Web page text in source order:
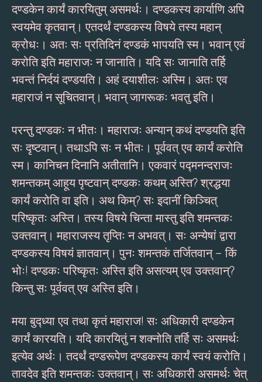
दण्डकेन कार्यं कारयितुम् असमर्थः। दण्डकस्य कार्याणि अपि
स्वयमेव कृतवान्। एतदर्थं दण्डकस्य विषये तस्य महान्
क्रोधः। अतः सः प्रतिदिनं दण्डकं भापयति स्म। भवान् एवं
करोति इति महाराजः न जानाति। यदि सः जानाति तर्हि
भवन्तं निर्दयं दण्डयति। अहं दयाशीलः अस्मि। अतः एव
महाराजं न सूचितवान्। भवान् जागरूकः भवतु इति।
परन्तु दण्डकः न भीतः। महाराजः अन्यान् कथं दण्डयति इति
सः दृष्टवान्। तथाऽपि सः न भीतः। पूर्ववत् एव कार्यं करोति
स्म। कानिचन दिनानि अतीतानि। एकवारं पद्मनन्दराजः
शमन्तकम् आहूय पृष्टवान् दण्डकः कथम् अस्ति? श्रद्धया
कार्यं करोति वा इति। अथ किम्? सः इदानीं किञ्चित्
परिष्कृतः अस्ति। तस्य विषये चिन्ता मास्तु इति शमन्तकः
उक्तवान्। महाराजस्य तृप्तिः न अभवत्। सः अन्येषां द्वारा
दण्डकस्य विषयं ज्ञातवान्। पुनः शमन्तकं तर्जितवान् – किं
भोः! दण्डकः परिष्कृतः अस्ति इति असत्यम् एव उक्तवान्?
किन्तु सः पूर्ववत् एव अस्ति इति।
मया बुद्ध्या एव तथा कृतं महाराज! सः अधिकारी दण्डकेन
कार्यं कारयति। यदि कारयितुं न शक्नोति तर्हि सः असमर्थः
इत्येव अर्थः। तदर्थं दण्डरूपेण दण्डकस्य कार्यं स्वयं करोति।
तावदेव इति शमन्तकः उक्तवान्। सः अधिकारी असमर्थः चेत्